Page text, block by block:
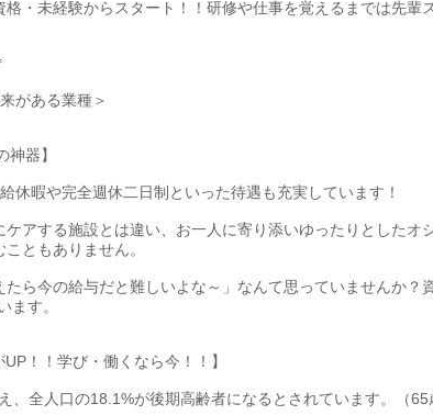
・未経験からスタート！！研修や仕事を覚えるまでは先輩
がある業種＞
神器】
休暇や完全週休二日制といった待遇も充実しています！
アする施設とは違い、お一人に寄り添いゆったりとしたオ
ともありません。
ら今の給与だと難しいよな～」なんて思っていませんか？
ます。
！！学び・働くなら今！！】
、全人口の18.1%が後期高齢者になるとされています。（65